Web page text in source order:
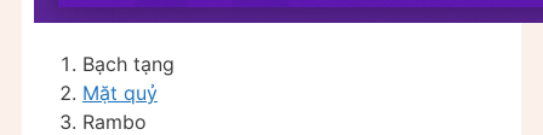
Bạch tạng
Mặt quỷ
Rambo